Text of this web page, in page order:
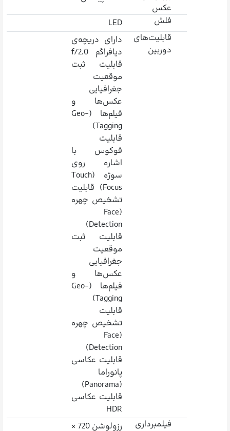
عکس
فلش
LED
قابلیت‌های
دوربین
دارای دریچه‌ی
دیافراگم f/2.0
قابلیت ثبت
موقعیت
جغرافیایی
عکس‌ها و
فیلم‌ها (Geo-
Tagging)
قابلیت
فوکوس با
اشاره روی
سوژه (Touch
Focus) قابلیت
تشخیص چهره
(Face
Detection)
قابلیت ثبت
موقعیت
جغرافیایی
عکس‌ها و
فیلم‌ها (Geo-
Tagging)
قابلیت
تشخیص چهره
(Face
Detection)
قابلیت عکاسی
پانوراما
(Panorama)
قابلیت عکاسی
HDR
فیلمبرداری
رزولوشن 720 ×